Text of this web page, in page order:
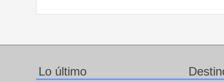
Lo último